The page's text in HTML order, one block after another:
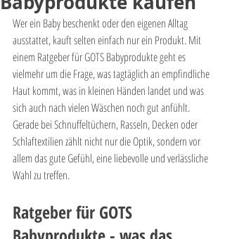
Wer ein Baby beschenkt oder den eigenen Alltag
ausstattet, kauft selten einfach nur ein Produkt. Mit
einem Ratgeber für GOTS Babyprodukte geht es
vielmehr um die Frage, was tagtäglich an empfindliche
Haut kommt, was in kleinen Händen landet und was
sich auch nach vielen Wäschen noch gut anfühlt.
Gerade bei Schnuffeltüchern, Rasseln, Decken oder
Schlaftextilien zählt nicht nur die Optik, sondern vor
allem das gute Gefühl, eine liebevolle und verlässliche
Wahl zu treffen.
Ratgeber für GOTS